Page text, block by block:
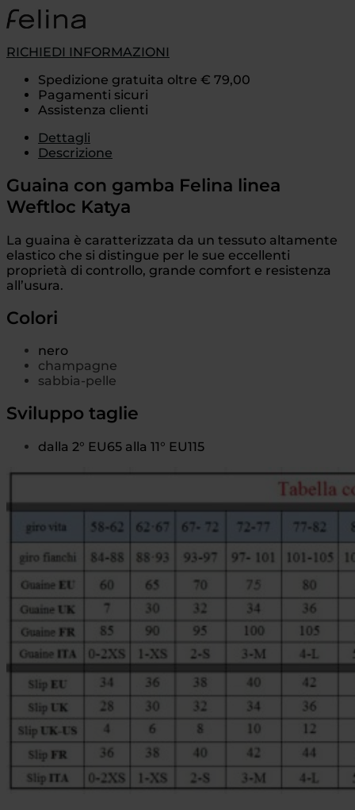
RICHIEDI INFORMAZIONI
Spedizione gratuita oltre € 79,00
Pagamenti sicuri
Assistenza clienti
Dettagli
Descrizione
Guaina con gamba Felina linea
Weftloc Katya
La guaina è caratterizzata da un tessuto altamente
elastico che si distingue per le sue eccellenti
proprietà di controllo, grande comfort e resistenza
all’usura.
Colori
nero
champagne
sabbia-pelle
Sviluppo taglie
dalla 2° EU65 alla 11° EU115